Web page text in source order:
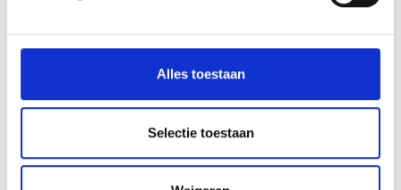
Alles toestaan
Selectie toestaan